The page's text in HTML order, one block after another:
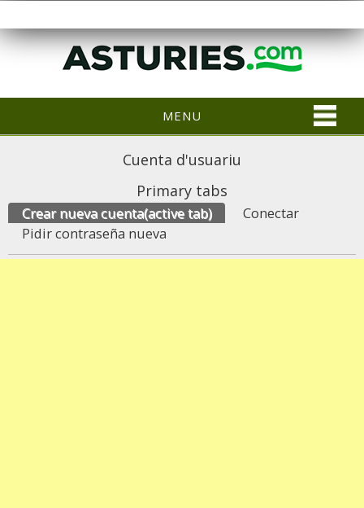
MENU
Cuenta d'usuariu
Primary tabs
Crear nueva cuenta(active tab)
Conectar
Pidir contraseña nueva